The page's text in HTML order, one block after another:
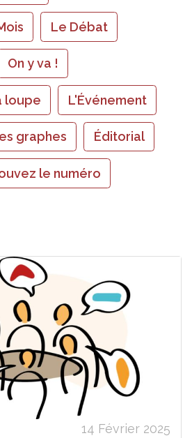
Le Débat
On y va !
loupe L'Événement
graphes Éditorial
le numéro
14 Février 2025